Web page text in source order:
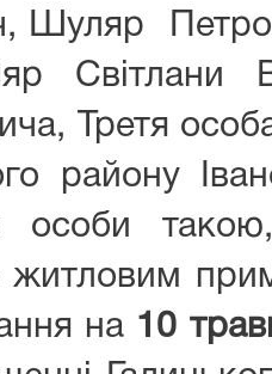
Петро
Світлани
Третя
району
особи
житловим
на 10